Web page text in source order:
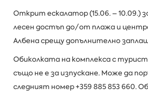
Открит ескалатор (15.06. – 10.09.)
лесен достъп до/от плажа и
Албена срещу допълнително
Обиколката на комплекса с
също не е за изпускане. Може да
следният номер +359 885 853 660.